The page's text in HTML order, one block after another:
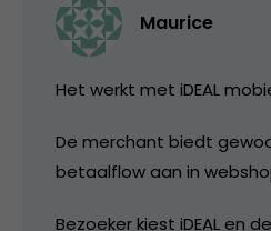
Maurice
Het werkt met iDEAL
De merchant biedt
betaalflow aan in
Bezoeker kiest iDEAL en